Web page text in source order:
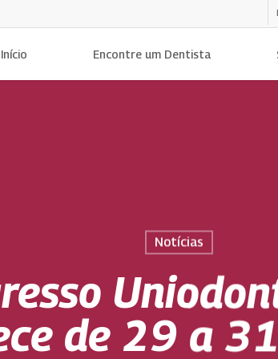
Início Encontre um Dentista
Notícias
de 29 a